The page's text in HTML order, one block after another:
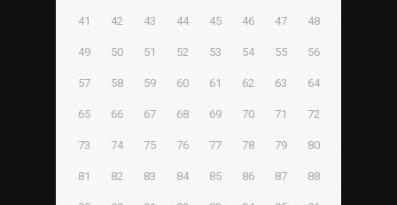
41 42 43 44 45 46 47 48
49 50 51 52 53 54 55 56
57 58 59 60 61 62 63 64
65 66 67 68 69 70 71 72
73 74 75 76 77 78 79 80
81 82 83 84 85 86 87 88